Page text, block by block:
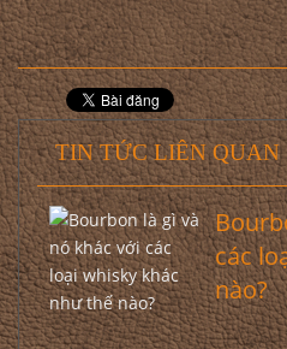
TIN TỨC LIÊN QUAN
các
nào?